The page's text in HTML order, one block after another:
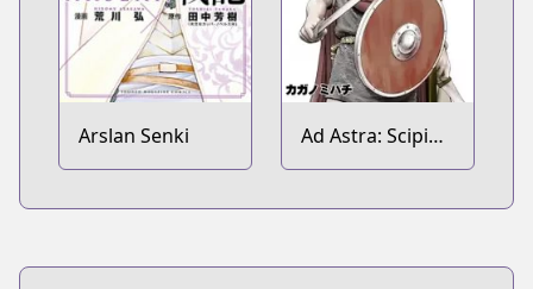
Arslan Senki
Ad Astra: Scipio
to Hannibal